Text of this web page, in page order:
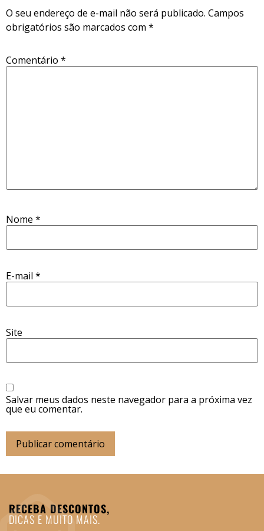
O seu endereço de e-mail não será publicado. Campos
obrigatórios são marcados com *
Comentário *
Nome *
E-mail *
Site
Salvar meus dados neste navegador para a próxima vez
que eu comentar.
RECEBA DESCONTOS,
DICAS E MUITO MAIS.